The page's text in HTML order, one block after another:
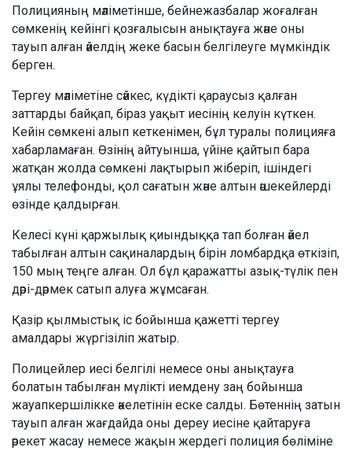
Полицияның мәліметінше, бейнежазбалар жоғалған
сөмкенің кейінгі қозғалысын анықтауға және оны
тауып алған әйелдің жеке басын белгілеуге мүмкіндік
берген.
Тергеу мәліметіне сәйкес, күдікті қараусыз қалған
заттарды байқап, біраз уақыт иесінің келуін күткен.
Кейін сөмкені алып кеткенімен, бұл туралы полицияға
хабарламаған. Өзінің айтуынша, үйіне қайтып бара
жатқан жолда сөмкені лақтырып жіберіп, ішіндегі
ұялы телефонды, қол сағатын және алтын әшекейлерді
өзінде қалдырған.
Келесі күні қаржылық қиындыққа тап болған әйел
табылған алтын сақиналардың бірін ломбардқа өткізіп,
150 мың теңге алған. Ол бұл қаражатты азық-түлік пен
дәрі-дәрмек сатып алуға жұмсаған.
Қазір қылмыстық іс бойынша қажетті тергеу
амалдары жүргізіліп жатыр.
Полицейлер иесі белгілі немесе оны анықтауға
болатын табылған мүлікті иемдену заң бойынша
жауапкершілікке әкелетінін еске салды. Бөтеннің затын
тауып алған жағдайда оны дереу иесіне қайтаруға
әрекет жасау немесе жақын жердегі полиция бөліміне